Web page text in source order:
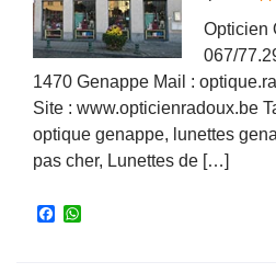
Opticien
067/
1470 Genappe Mail :
Site : www.opticienradoux.be
optique genappe, lunettes
pas cher, Lunettes de […]
F